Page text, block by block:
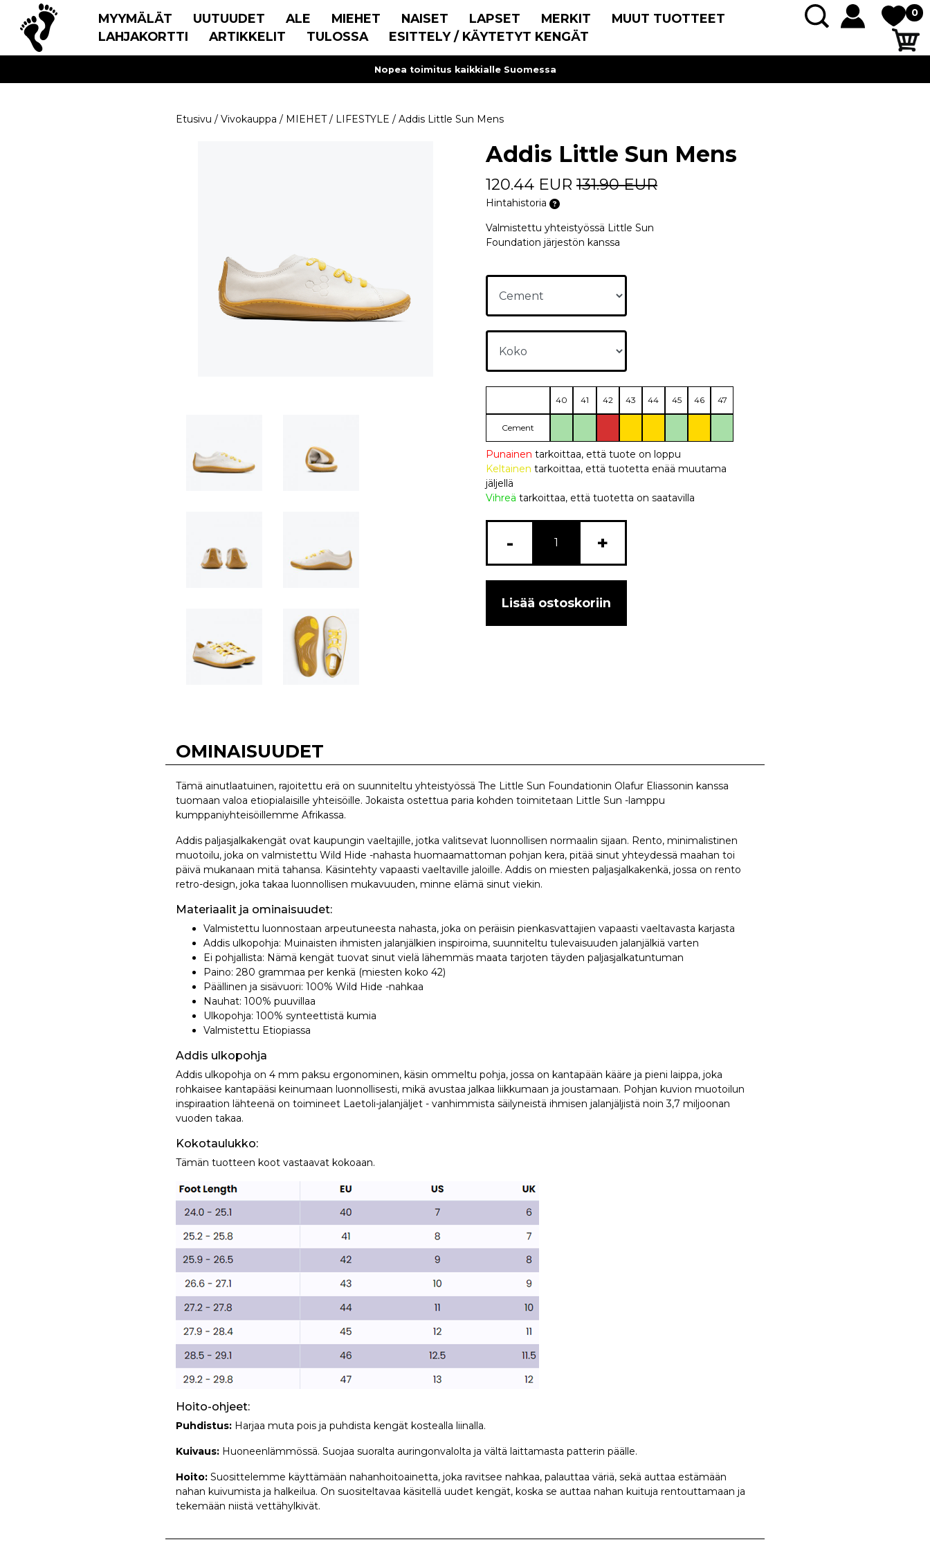
MYYMÄLÄT UUTUUDET ALE MIEHET NAISET LAPSET MERKIT
MUUT TUOTTEET
LAHJAKORTTI
ARTIKKELIT TULOSSA ESITTELY / KÄYTETYT KENGÄT
0
Nopea toimitus kaikkialle Suomessa
Etusivu / Vivokauppa / MIEHET/ LIFESTYLE / Addis Little Sun Mens
Addis Little Sun Mens
120.44 EUR 131.90 EUR
Hintahistoria
Valmistettu yhteistyössä Little Sun
Foundation järjestön kanssa
40 41 42 43 44 45 46 47
Cement
Punainen tarkoittaa, että tuote on loppu
Keltainen tarkoittaa, että tuotetta enää muutama
jäljellä
Vihreä tarkoittaa, että tuotetta on saatavilla
- +
Lisää ostoskoriin
OMINAISUUDET
Tämä ainutlaatuinen, rajoitettu erä on suunniteltu yhteistyössä The Little Sun Foundationin Olafur Eliassonin kanssa
tuomaan valoa etiopialaisille yhteisöille. Jokaista ostettua paria kohden toimitetaan Little Sun -lamppu
kumppaniyhteisöillemme Afrikassa.
Addis paljasjalkakengät ovat kaupungin vaeltajille, jotka valitsevat luonnollisen normaalin sijaan. Rento, minimalistinen
muotoilu, joka on valmistettu Wild Hide -nahasta huomaamattoman pohjan kera, pitää sinut yhteydessä maahan toi
päivä mukanaan mitä tahansa. Käsintehty vapaasti vaeltaville jaloille. Addis on miesten paljasjalkakenkä, jossa on rento
retro-design, joka takaa luonnollisen mukavuuden, minne elämä sinut viekin.
Materiaalit ja ominaisuudet:
Valmistettu luonnostaan arpeutuneesta nahasta, joka on peräisin pienkasvattajien vapaasti vaeltavasta karjasta
Addis ulkopohja: Muinaisten ihmisten jalanjälkien inspiroima, suunniteltu tulevaisuuden jalanjälkiä varten
Ei pohjallista: Nämä kengät tuovat sinut vielä lähemmäs maata tarjoten täyden paljasjalkatuntuman
Paino: 280 grammaa per kenkä (miesten koko 42)
Päällinen ja sisävuori: 100% Wild Hide -nahkaa
Nauhat: 100% puuvillaa
Ulkopohja: 100% synteettistä kumia
Valmistettu Etiopiassa
Addis ulkopohja
Addis ulkopohja on 4 mm paksu ergonominen, käsin ommeltu pohja, jossa on kantapään kääre ja pieni laippa, joka
rohkaisee kantapääsi keinumaan luonnollisesti, mikä avustaa jalkaa liikkumaan ja joustamaan. Pohjan kuvion muotoilun
inspiraation lähteenä on toimineet Laetoli-jalanjäljet - vanhimmista säilyneistä ihmisen jalanjäljistä noin 3,7 miljoonan
vuoden takaa.
Kokotaulukko:
Tämän tuotteen koot vastaavat kokoaan.
Hoito-ohjeet:
Puhdistus: Harjaa muta pois ja puhdista kengät kostealla liinalla.
Kuivaus: Huoneenlämmössä. Suojaa suoralta auringonvalolta ja vältä laittamasta patterin päälle.
Hoito: Suosittelemme käyttämään nahanhoitoainetta, joka ravitsee nahkaa, palauttaa väriä, sekä auttaa estämään
nahan kuivumista ja halkeilua. On suositeltavaa käsitellä uudet kengät, koska se auttaa nahan kuituja rentouttamaan ja
tekemään niistä vettähylkivät.